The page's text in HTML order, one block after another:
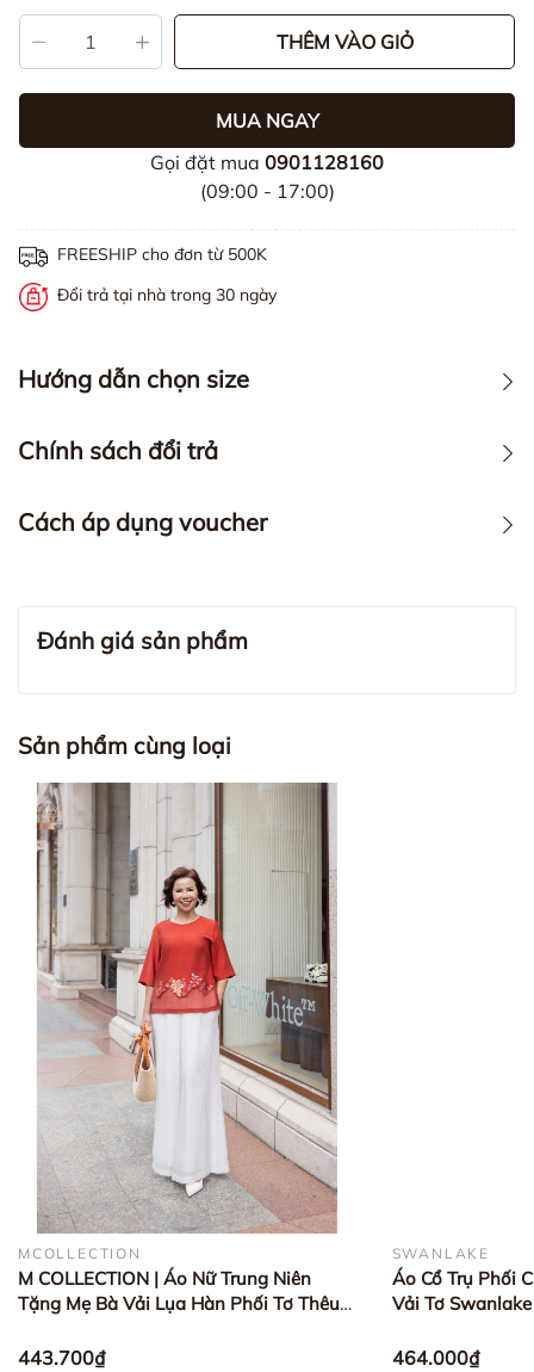
THÊM VÀO GIỎ
MUA NGAY
Gọi đặt mua 0901128160
(09:00 - 17:00)
FREESHIP cho đơn từ 500K
Đổi trả tại nhà trong 30 ngày
Hướng dẫn chọn size
Chính sách đổi trả
Cách áp dụng voucher
Đánh giá sản phẩm
Sản phẩm cùng loại
MCOLLECTION
M COLLECTION | Áo Nữ Trung Niên
Tặng Mẹ Bà Vải Lụa Hàn Phối Tơ Thêu
443.700₫
SWANLAKE
Áo Cổ Trụ Phối
Vải Tơ
464.000₫